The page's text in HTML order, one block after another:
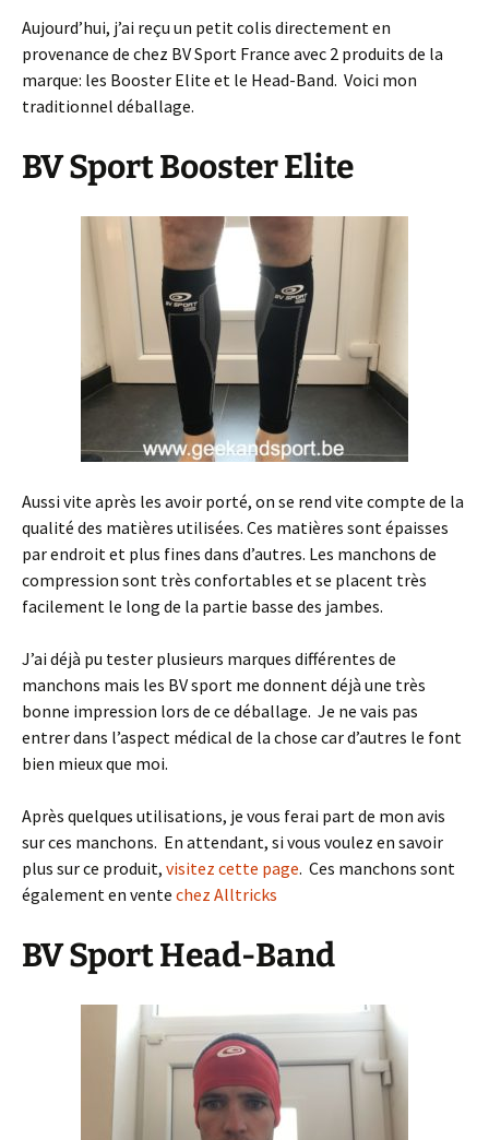
Aujourd’hui, j’ai reçu un petit colis directement en
provenance de chez BV Sport France avec 2 produits de la
marque: les Booster Elite et le Head-Band. Voici mon
traditionnel déballage.
BV Sport Booster Elite
Aussi vite après les avoir porté, on se rend vite compte de la
qualité des matières utilisées. Ces matières sont épaisses
par endroit et plus fines dans d’autres. Les manchons de
compression sont très confortables et se placent très
facilement le long de la partie basse des jambes.
J’ai déjà pu tester plusieurs marques différentes de
manchons mais les BV sport me donnent déjà une très
bonne impression lors de ce déballage. Je ne vais pas
entrer dans l’aspect médical de la chose car d’autres le font
bien mieux que moi.
Après quelques utilisations, je vous ferai part de mon avis
sur ces manchons. En attendant, si vous voulez en savoir
plus sur ce produit, visitez cette page. Ces manchons sont
également en vente chez Alltricks
BV Sport Head-Band